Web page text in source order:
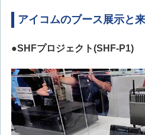
アイコムのブース展示と
●SHFプロジェクト(SHF-P1)